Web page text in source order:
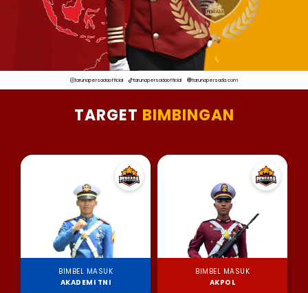
tarunapersadaofficial tarunapersadaofficial tarunapersada.com
TARGET BIMBINGAN
BIMBEL MASUK
AKADEMI TNI
BIMBEL MASUK
AKPOL